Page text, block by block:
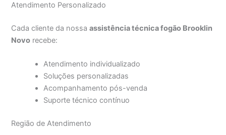
Atendimento Personalizado
Cada cliente da nossaassistência técnica fogão Brooklin
Novo recebe:
Atendimento individualizado
Soluções personalizadas
Acompanhamento pós-venda
Suporte técnico contínuo
Região de Atendimento